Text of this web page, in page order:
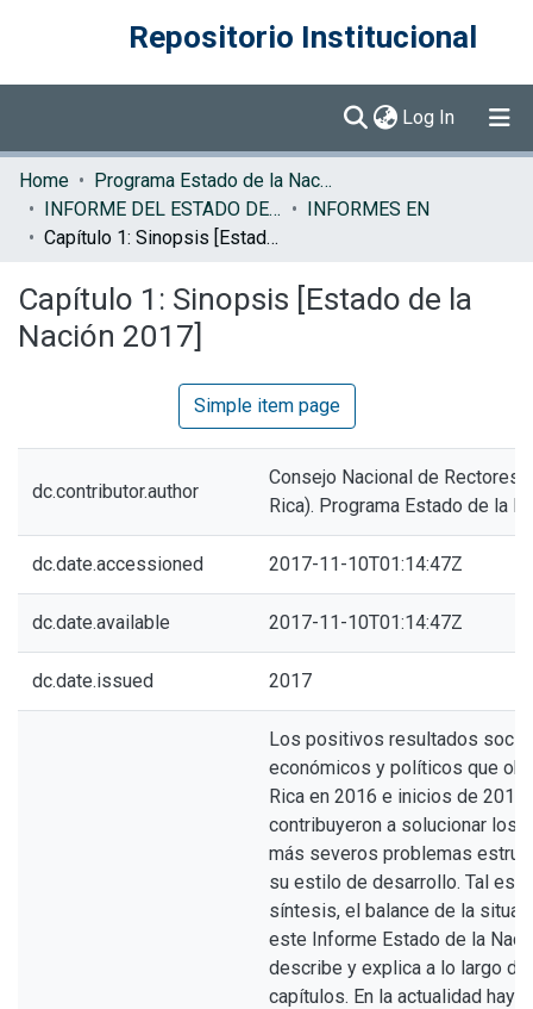
Repositorio Institucional
Log In (current)
Communities & Collections
Browse DSpace
Home
Programa Estado de la Nación (PEN)
INFORME DEL ESTADO DE LA NACION
INFORMES EN
Capítulo 1: Sinopsis [Estado de la Nación 2017]
Capítulo 1: Sinopsis [Estado de la
Nación 2017]
Simple item page
dc.contributor.author
Consejo Nacional de Rectores
Rica). Programa Estado de la
dc.date.accessioned 2017-11-10T01:14:47Z
dc.date.available 2017-11-10T01:14:47Z
dc.date.issued 2017
Los positivos resultados
económicos y políticos que
Rica en 2016 e inicios de 2017,
contribuyeron a solucionar los
más severos problemas
su estilo de desarrollo. Tal es,
síntesis, el balance de la
este Informe Estado de la
describe y explica a lo largo
capítulos. En la actualidad hay